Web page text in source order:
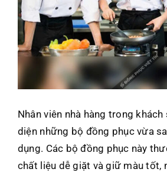
Nhân viên nhà hàng trong
diện những bộ đồng phục vừa
dụng. Các bộ đồng phục này
chất liệu dễ giặt và giữ màu tốt,